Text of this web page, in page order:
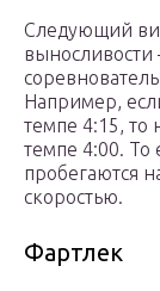
Следующий
выносливости
Например,
темпе 4:15, то
темпе 4:00. То
пробегаются
скоростью.
Фартлек